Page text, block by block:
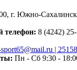
г. Южно-
телефон: 8 (4242)
|
Пн - Сб 9:30 -